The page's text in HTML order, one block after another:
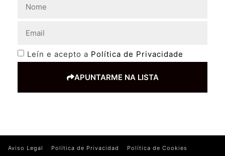
Leín e acepto a Política de Privacidade
APUNTARME NA LISTA
Aviso Legal Política de Privacidad Política de Cookies